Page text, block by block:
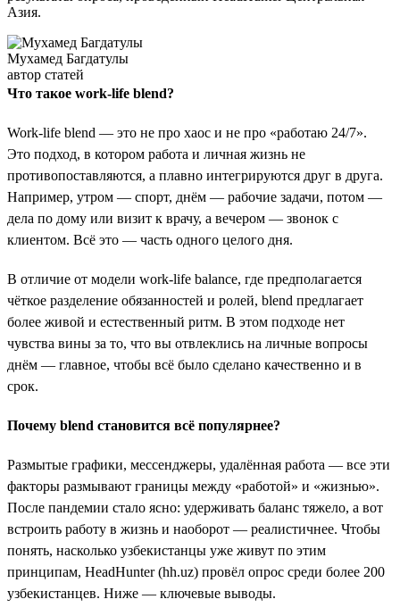
Азия.
Мухамед Багдатулы
автор статей
Что такое work-life blend?
Work-life blend — это не про хаос и не про «работаю 24/7».
Это подход, в котором работа и личная жизнь не
противопоставляются, а плавно интегрируются друг в друга.
Например, утром — спорт, днём — рабочие задачи, потом —
дела по дому или визит к врачу, а вечером — звонок с
клиентом. Всё это — часть одного целого дня.
В отличие от модели work-life balance, где предполагается
чёткое разделение обязанностей и ролей, blend предлагает
более живой и естественный ритм. В этом подходе нет
чувства вины за то, что вы отвлеклись на личные вопросы
днём — главное, чтобы всё было сделано качественно и в
срок.
Почему blend становится всё популярнее?
Размытые графики, мессенджеры, удалённая работа — все эти
факторы размывают границы между «работой» и «жизнью».
После пандемии стало ясно: удерживать баланс тяжело, а вот
встроить работу в жизнь и наоборот — реалистичнее. Чтобы
понять, насколько узбекистанцы уже живут по этим
принципам, HeadHunter (hh.uz) провёл опрос среди более 200
узбекистанцев. Ниже — ключевые выводы.